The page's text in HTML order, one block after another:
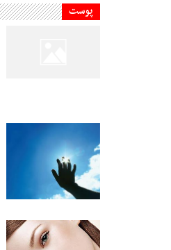
پوست
10 Esfand 1394 -
18:27